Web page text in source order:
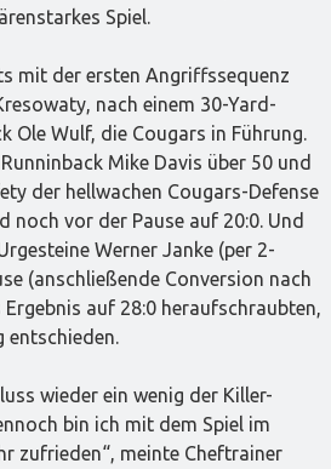
Spiel.
mit der ersten Angriffssequenz
nach einem 30-Yard-
Ole Wulf, die Cougars in Führung.
Mike Davis über 50 und
der hellwachen Cougars-Defense
noch vor der Pause auf 20:0. Und
Werner Janke (per 2-
(anschließende Conversion nach
auf 28:0 heraufschraubten,
entschieden.
wieder ein wenig der Killer-
bin ich mit dem Spiel im
zufrieden“, meinte Cheftrainer